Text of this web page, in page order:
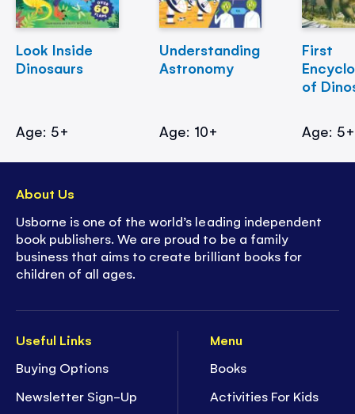
Look Inside
Dinosaurs
Age: 5+
Understanding
Astronomy
Age: 10+
First
of
Age: 5+
Useful Links
Buying Options
Newsletter Sign-Up
Menu
Books
Activities For Kids
About Us
Usborne is one of the world’s leading independent
book publishers. We are proud to be a family
business that aims to create brilliant books for
children of all ages.